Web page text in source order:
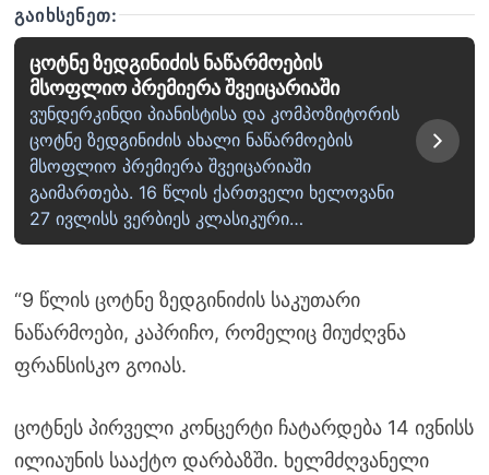
ᲒᲐᲘᲮᲡᲔᲜᲔᲗ:
ცოტნე ზედგინიძის ნაწარმოების
მსოფლიო პრემიერა შვეიცარიაში
ვუნდერკინდი პიანისტისა და კომპოზიტორის
ცოტნე ზედგინიძის ახალი ნაწარმოების
მსოფლიო პრემიერა შვეიცარიაში
გაიმართება. 16 წლის ქართველი ხელოვანი
27 ივლისს ვერბიეს კლასიკური…
“9 წლის ცოტნე ზედგინიძის საკუთარი
ნაწარმოები, კაპრიჩო, რომელიც მიუძღვნა
ფრანსისკო გოიას.
ცოტნეს პირველი კონცერტი ჩატარდება 14 ივნისს
ილიაუნის სააქტო დარბაზში. ხელმძღვანელი